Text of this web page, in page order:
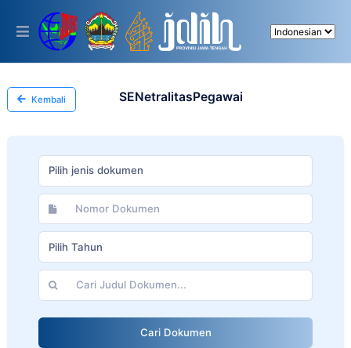
This
includes
accessibility
system.
Kembali SENetralitasPegawai
Pilih jenis dokumen
Pilih Tahun
Cari Dokumen